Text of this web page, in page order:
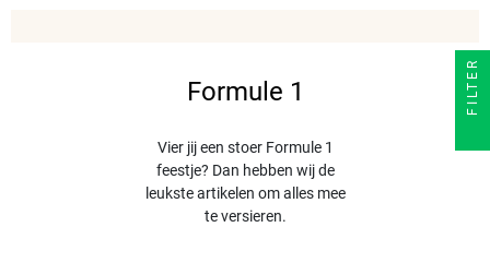
Formule 1
Vier jij een stoer Formule 1
feestje? Dan hebben wij de
leukste artikelen om alles mee
te versieren.
FILTER